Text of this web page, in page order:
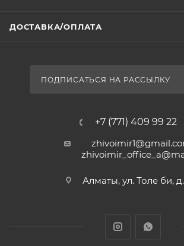
ДОСТАВКА/ОПЛАТА
ПОДПИСАТЬСЯ НА РАССЫЛКУ
+7 (771) 409 99 22
Алматы, ул. Толе би,